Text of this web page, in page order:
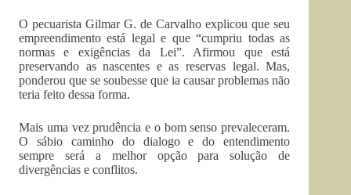
O pecuarista Gilmar G. de Carvalho explicou que seu
empreendimento está legal e que “cumpriu todas as
normas e exigências da Lei”. Afirmou que está
preservando as nascentes e as reservas legal. Mas,
ponderou que se soubesse que ia causar problemas não
teria feito dessa forma.
Mais uma vez prudência e o bom senso prevaleceram.
O sábio caminho do dialogo e do entendimento
sempre será a melhor opção para solução de
divergências e conflitos.